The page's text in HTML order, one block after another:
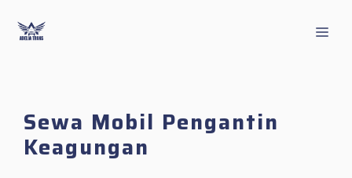
content
Sewa Mobil Pengantin
Keagungan